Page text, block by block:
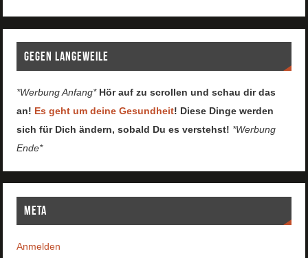
Gegen Langeweile
*Werbung Anfang* Hör auf zu scrollen und schau dir das
an! Es geht um deine Gesundheit! Diese Dinge werden
sich für Dich ändern, sobald Du es verstehst! *Werbung
Ende*
Meta
Anmelden